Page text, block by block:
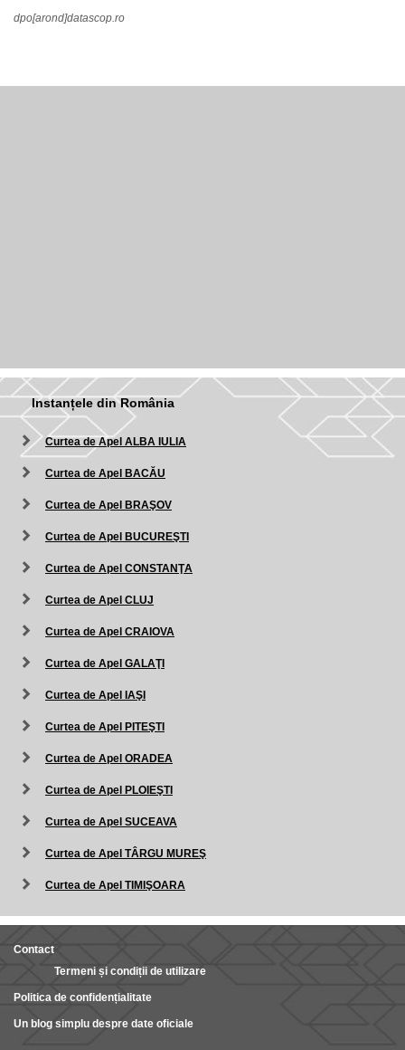
dpo[arond]datascop.ro
Instanțele din România
Curtea de Apel ALBA IULIA
Curtea de Apel BACĂU
Curtea de Apel BRAŞOV
Curtea de Apel BUCUREŞTI
Curtea de Apel CONSTANŢA
Curtea de Apel CLUJ
Curtea de Apel CRAIOVA
Curtea de Apel GALAŢI
Curtea de Apel IAŞI
Curtea de Apel PITEŞTI
Curtea de Apel ORADEA
Curtea de Apel PLOIEŞTI
Curtea de Apel SUCEAVA
Curtea de Apel TÂRGU MUREŞ
Curtea de Apel TIMIŞOARA
Contact
Termeni și condiții de utilizare
Politica de confidențialitate
Un blog simplu despre date oficiale